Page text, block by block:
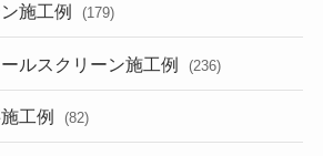
施工例 (179)
ルスクリーン施工例 (236)
工例 (82)